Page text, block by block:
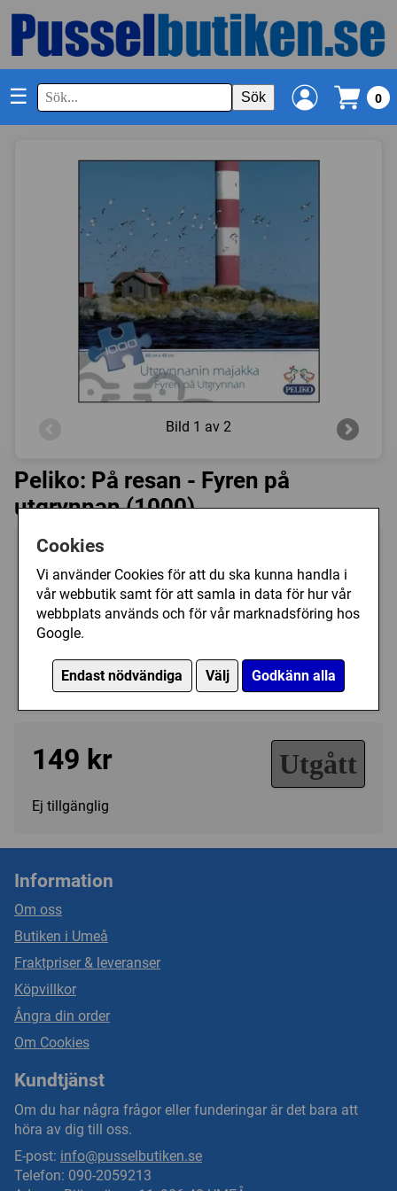
Cookies
Vi använder Cookies för att du ska kunna handla i
vår webbutik samt för att samla in data för hur vår
webbplats används och för vår marknadsföring hos
Google.
Endast nödvändiga Välj Godkänn alla
☰ Sök 0
Bild 1 av 2
Peliko: På resan - Fyren på
utgrynnan (1000)
Tillverkare:
Antal bitar:1000
Storlek:68 x 48 cm
Kategori(er):
Antal Bitar/1000 - 1499
Landskap/Sjö, Hav, Strand
149 kr Utgått
Ej tillgänglig
Information
Om oss
Butiken i Umeå
Fraktpriser & leveranser
Köpvillkor
Ångra din order
Om Cookies
Kundtjänst
Om du har några frågor eller funderingar är det bara att
höra av dig till oss.
E-post: info@pusselbutiken.se
Telefon: 090-2059213